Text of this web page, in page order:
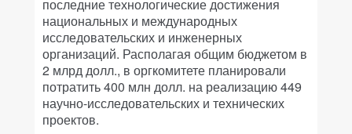
последние технологические достижения
национальных и международных
исследовательских и инженерных
организаций. Располагая общим бюджетом в
2 млрд долл., в оргкомитете планировали
потратить 400 млн долл. на реализацию 449
научно-исследовательских и технических
проектов.